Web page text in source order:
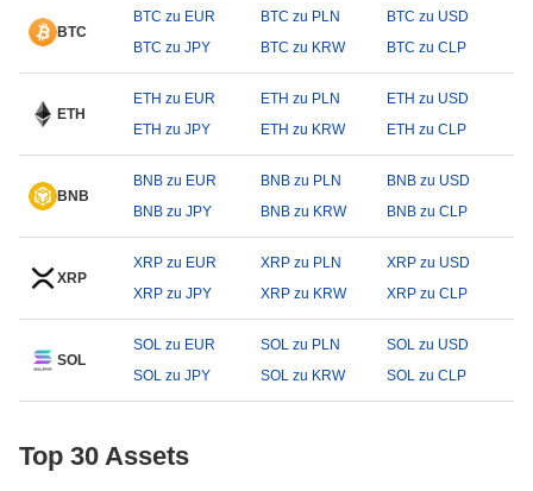
BTC
BTC zu EUR BTC zu PLN
BTC zu USD
BTC zu JPY
BTC zu KRW BTC zu CLP
ETH
ETH zu EUR ETH zu PLN
ETH zu USD
ETH zu JPY
ETH zu KRW ETH zu CLP
BNB
BNB zu EUR BNB zu PLN
BNB zu USD
BNB zu JPY
BNB zu KRW BNB zu CLP
XRP
XRP zu EUR XRP zu PLN
XRP zu USD
XRP zu JPY
XRP zu KRW XRP zu CLP
SOL
SOL zu EUR SOL zu PLN
SOL zu USD
SOL zu JPY
SOL zu KRW SOL zu CLP
Top 30 Assets